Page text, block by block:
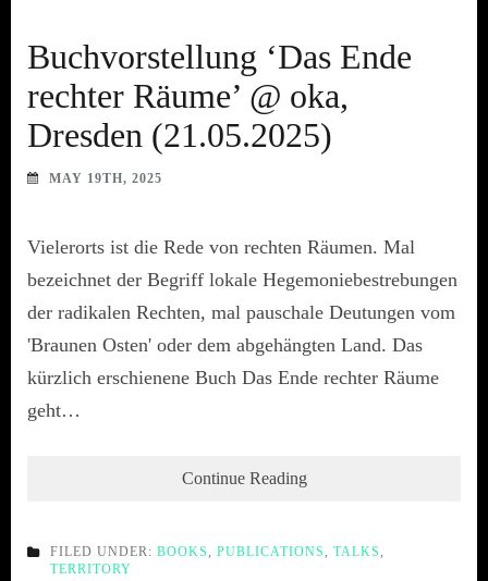
Buchvorstellung ‘Das Ende
rechter Räume’ @ oka,
Dresden (21.05.2025)
MAY 19TH, 2025
Vielerorts ist die Rede von rechten Räumen. Mal
bezeichnet der Begriff lokale Hegemoniebestrebungen
der radikalen Rechten, mal pauschale Deutungen vom
'Braunen Osten' oder dem abgehängten Land. Das
kürzlich erschienene Buch Das Ende rechter Räume
geht…
Continue Reading
FILED UNDER: BOOKS, PUBLICATIONS, TALKS,
TERRITORY